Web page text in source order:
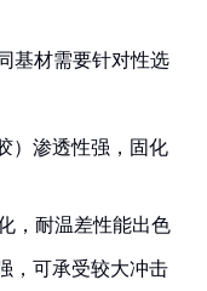
基材需要针对性选
）渗透性强，固化
，耐温差性能出色
，可承受较大冲击